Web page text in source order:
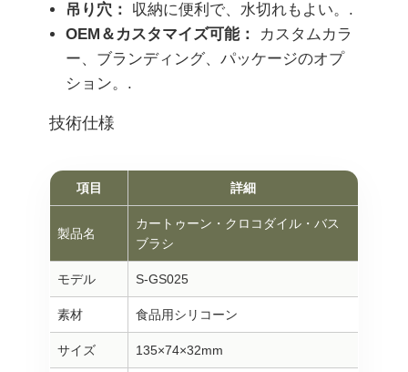
吊り穴：
収納に便利で、水切れもよい。.
OEM＆カスタマイズ可能：
カスタムカラ
ー、ブランディング、パッケージのオプ
ション。.
技術仕様
項目 詳細
製品名
カートゥーン・クロコダイル・バス
ブラシ
モデル S-GS025
素材 食品用シリコーン
サイズ 135×74×32mm